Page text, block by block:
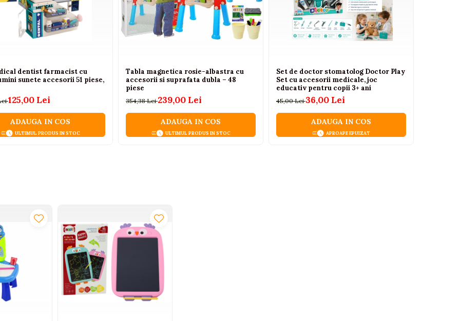
dentist farmacist cu
sunete accesorii 51 piese,
125,00 Lei
ADAUGA IN COS
ULTIMUL PRODUS IN STOC
Tabla magnetica rosie-albastra cu
accesorii si suprafata dubla – 48
piese
354,38 Lei239,00 Lei
ADAUGA IN COS
ULTIMUL PRODUS IN STOC
Set de doctor stomatolog Doctor Play
Set cu accesorii medicale, joc
educativ pentru copii 3+ ani
45,00 Lei36,00 Lei
ADAUGA IN COS
APROAPE EPUIZAT